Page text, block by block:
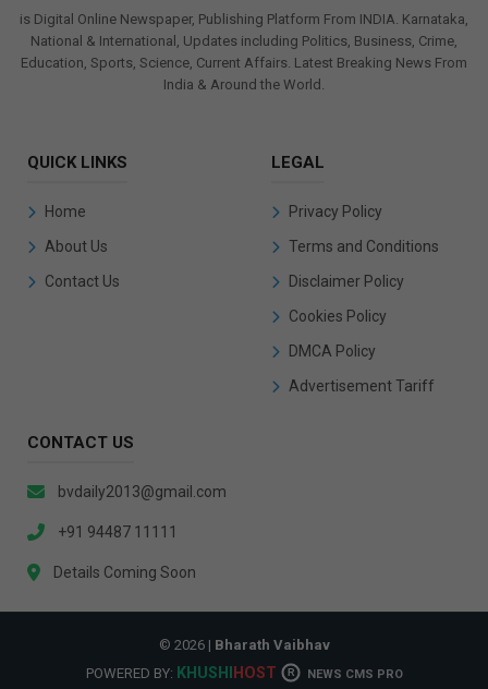
is Digital Online Newspaper, Publishing Platform From INDIA. Karnataka,
National & International, Updates including Politics, Business, Crime,
Education, Sports, Science, Current Affairs. Latest Breaking News From
India & Around the World.
QUICK LINKS
Home
About Us
Contact Us
LEGAL
Privacy Policy
Terms and Conditions
Disclaimer Policy
Cookies Policy
DMCA Policy
Advertisement Tariff
CONTACT US
bvdaily2013@gmail.com
+91 94487 11111
Details Coming Soon
© 2026 | Bharath Vaibhav
POWERED BY: KHUSHI HOST R NEWS CMS PRO